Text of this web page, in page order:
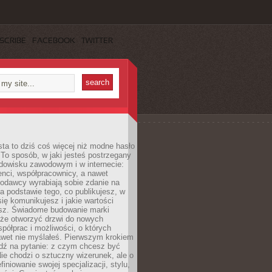
FACEBOOK TWITTER
to dziś coś więcej niż modne hasło
sposób, w jaki jesteś postrzegany
zawodowym i w internecie:
współpracownicy, a nawet
wyrabiają sobie zdanie na
podstawie tego, co publikujesz, w
komunikujesz i jakie wartości
Świadome budowanie marki
otworzyć drzwi do nowych
i możliwości, o których
nie myślałeś. Pierwszym krokiem
na pytanie: z czym chcesz być
chodzi o sztuczny wizerunek, ale o
swojej specjalizacji, stylu,